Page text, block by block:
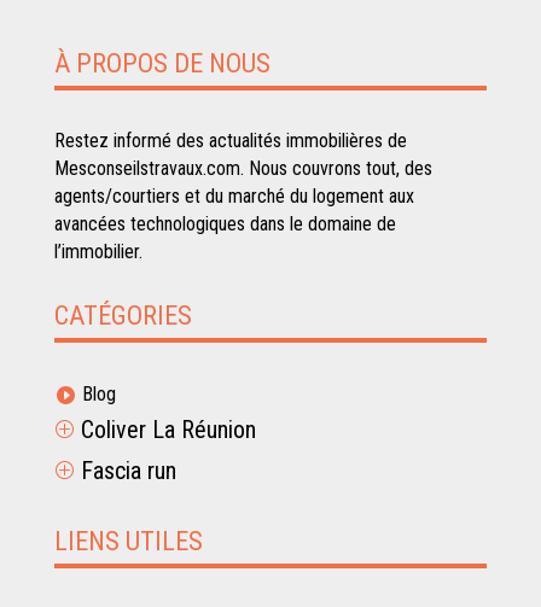
À PROPOS DE NOUS
Restez informé des actualités immobilières de
Mesconseilstravaux.com. Nous couvrons tout, des
agents/courtiers et du marché du logement aux
avancées technologiques dans le domaine de
l’immobilier.
CATÉGORIES
 Blog
P Coliver La Réunion
P Fascia run
LIENS UTILES